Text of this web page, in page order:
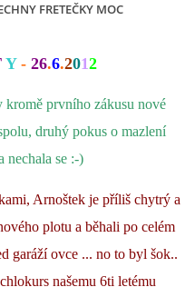
FRETEČKY MOC
Y- 26.6.2012
kromě prvního zákusu nové
druhý pokus o mazlení
nechala se :-)
Arnoštek je příliš chytrý a
plotu a běhali po celém
garáží ovce ... no to byl šok..
našemu 6ti letému